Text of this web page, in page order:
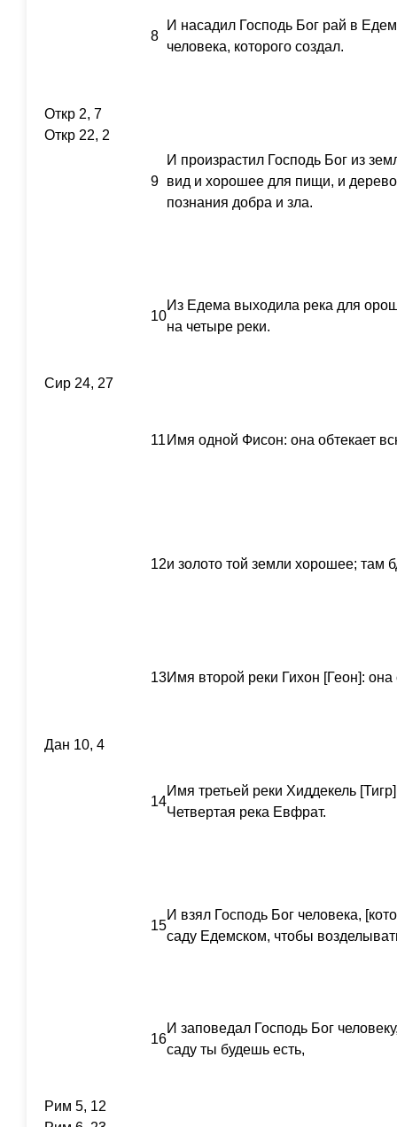
8
И насадил Господь Бог рай в
человека, которого создал.
Откр 2, 7
Откр 22, 2
9
И произрастил Господь Бог из
вид и хорошее для пищи, и
познания добра и зла.
10
Из Едема выходила река для
на четыре реки.
Сир 24, 27
11 Имя одной Фисон: она обтекает
12и золото той земли хорошее; там
13Имя второй реки Гихон [Геон]:
Дан 10, 4
14
Имя третьей реки Хиддекель
Четвертая река Евфрат.
15
И взял Господь Бог человека,
саду Едемском, чтобы
16
И заповедал Господь Бог
саду ты будешь есть,
Рим 5, 12